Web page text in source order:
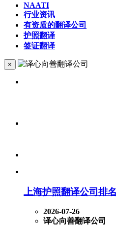
NAATI
行业资讯
有资质的翻译公司
护照翻译
签证翻译
×
上海护照翻译公司排
2026-07-26
译心向善翻译公司